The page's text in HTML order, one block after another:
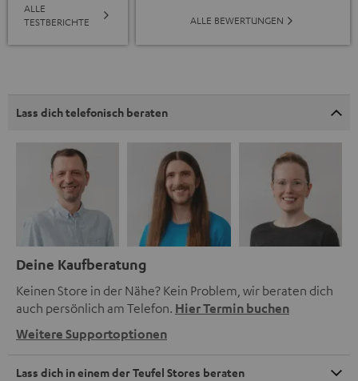
ALLE
TESTBERICHTE
ALLE BEWERTUNGEN
Lass dich telefonisch beraten
Deine Kaufberatung
Keinen Store in der Nähe? Kein Problem, wir beraten dich
auch persönlich am Telefon. Hier Termin buchen
Weitere Supportoptionen
Lass dich in einem der Teufel Stores beraten